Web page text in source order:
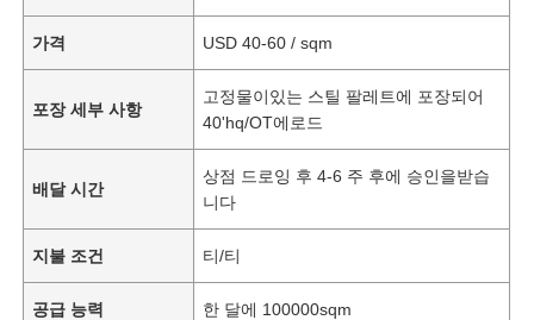
가격 USD 40-60 / sqm
포장 세부 사항
고정물이있는 스틸 팔레트에 포장되어
40'hq/OT에로드
배달 시간
상점 드로잉 후 4-6 주 후에 승인을받습
니다
지불 조건 티/티
공급 능력 한 달에 100000sqm